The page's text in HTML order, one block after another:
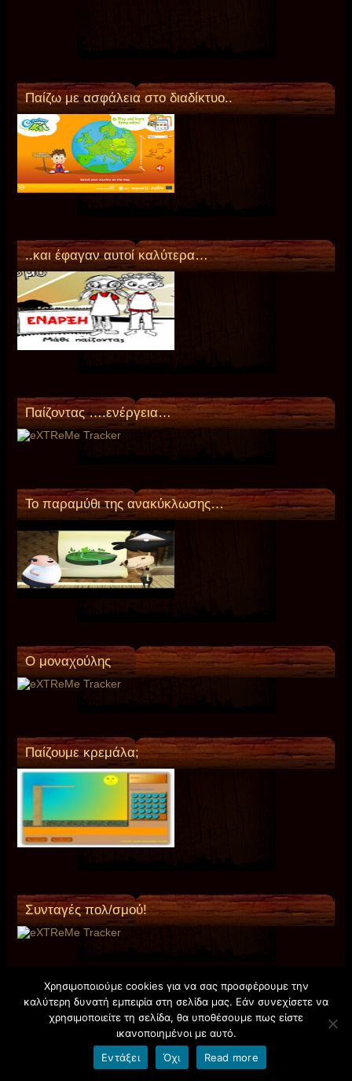
Παίζω με ασφάλεια στο διαδίκτυο..
..και έφαγαν αυτοί καλύτερα…
Παίζοντας ….ενέργεια…
Το παραμύθι της ανακύκλωσης…
O μοναχούλης
Παίζουμε κρεμάλα;
Συνταγές πολ/σμού!
Είμαι παιδί ,έχω δικαίωμα!
Χρησιμοποιούμε cookies για να σας προσφέρουμε την
καλύτερη δυνατή εμπειρία στη σελίδα μας. Εάν συνεχίσετε να
χρησιμοποιείτε τη σελίδα, θα υποθέσουμε πως είστε
ικανοποιημένοι με αυτό.
Εντάξει
Όχι Read more